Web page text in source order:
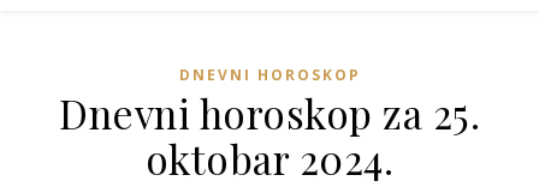
DNEVNI HOROSKOP
Dnevni horoskop za 25.
oktobar 2024.